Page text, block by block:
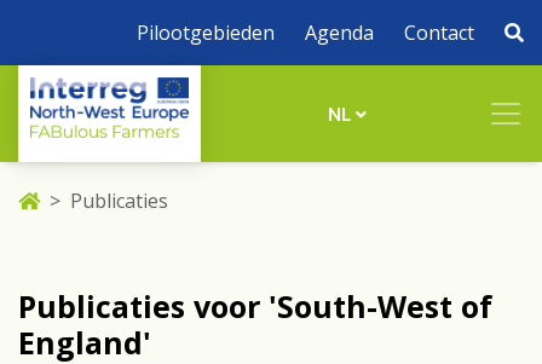
Pilootgebieden Agenda Contact
NL
Publicaties
Publicaties voor 'South-West of
England'